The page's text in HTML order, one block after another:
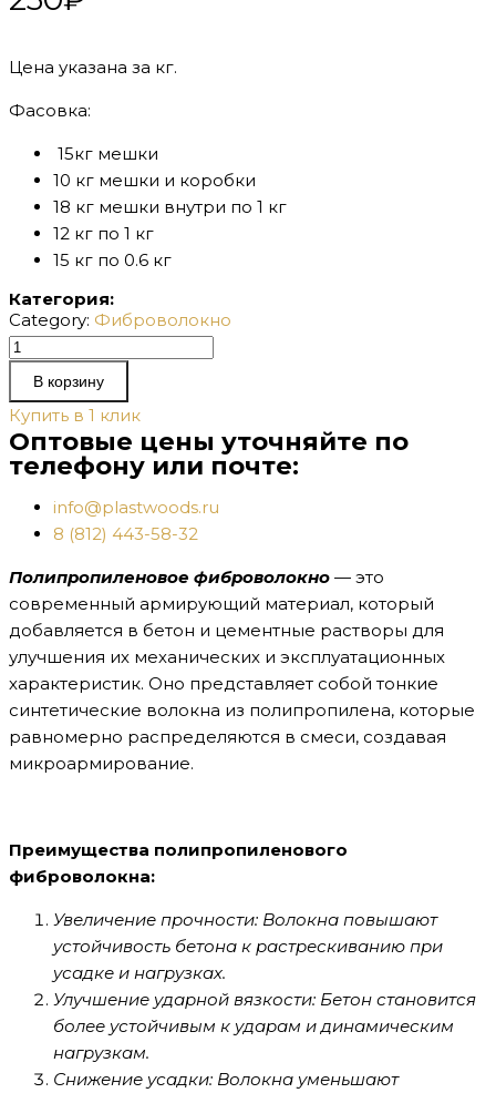
Цена указана за кг.
Фасовка:
15кг мешки
10 кг мешки и коробки
18 кг мешки внутри по 1 кг
12 кг по 1 кг
15 кг по 0.6 кг
Категория:
Category: Фиброволокно
Количество
товара
Фиброволокно
полипропиленовое
48мм
В корзину
Купить в 1 клик
Оптовые цены уточняйте по
телефону или почте:
info@plastwoods.ru
8 (812) 443-58-32
Полипропиленовое фиброволокно — это
современный армирующий материал, который
добавляется в бетон и цементные растворы для
улучшения их механических и эксплуатационных
характеристик. Оно представляет собой тонкие
синтетические волокна из полипропилена, которые
равномерно распределяются в смеси, создавая
микроармирование.
Преимущества полипропиленового
фиброволокна:
Увеличение прочности: Волокна повышают
устойчивость бетона к растрескиванию при
усадке и нагрузках.
Улучшение ударной вязкости: Бетон становится
более устойчивым к ударам и динамическим
нагрузкам.
Снижение усадки: Волокна уменьшают